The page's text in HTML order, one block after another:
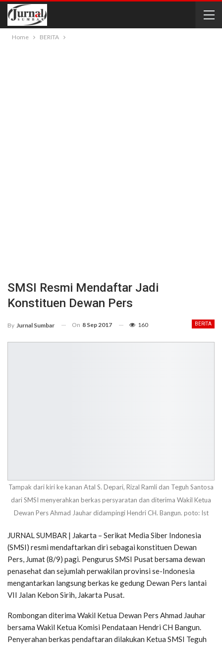
Home BERITA
SMSI Resmi Mendaftar Jadi
Konstituen Dewan Pers
BERITA
By Jurnal Sumbar On 8 Sep 2017 160
Tampak dari kiri ke kanan Atal S. Depari, Rizal Ramli dan Teguh Santosa
dari SMSI menyerahkan berkas persyaratan dan diterima Wakil Ketua
Dewan Pers Ahmad Jauhar didampingi Hendri CH. Bangun. poto: Ist
JURNAL SUMBAR | Jakarta – Serikat Media Siber Indonesia
(SMSI) resmi mendaftarkan diri sebagai konstituen Dewan
Pers, Jumat (8/9) pagi. Pengurus SMSI Pusat bersama dewan
penasehat dan sejumlah perwakilan provinsi se-Indonesia
mengantarkan langsung berkas ke gedung Dewan Pers lantai
VII Jalan Kebon Sirih, Jakarta Pusat.
Rombongan diterima Wakil Ketua Dewan Pers Ahmad Jauhar
bersama Wakil Ketua Komisi Pendataan Hendri CH Bangun.
Penyerahan berkas pendaftaran dilakukan Ketua SMSI Teguh